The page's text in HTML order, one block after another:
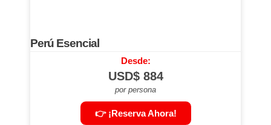
Perú Esencial
Desde:
USD$884
por persona
👉 ¡Reserva Ahora!